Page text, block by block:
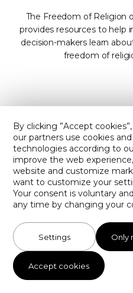
By clicking ”Accept
our partners use cookies
technologies according to
improve the web
website and customize
want to customize your
Your consent is voluntary
any time by changing your
Settings Only
Accept cookies
The Freedom of Religion
provides resources to help
decision-makers learn
freedom of
Privacy policy
info@forb-
Copyright
All rights